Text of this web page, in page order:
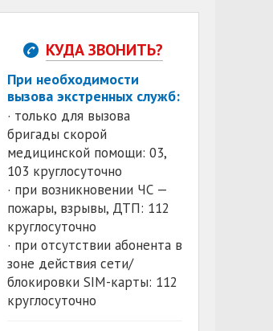
КУДА ЗВОНИТЬ?
При необходимости
вызова экстренных служб:
· только для вызова
бригады скорой
медицинской помощи: 03,
103 круглосуточно
· при возникновении ЧС —
пожары, взрывы, ДТП: 112
круглосуточно
· при отсутствии абонента в
зоне действия сети/
блокировки SIM-карты: 112
круглосуточно